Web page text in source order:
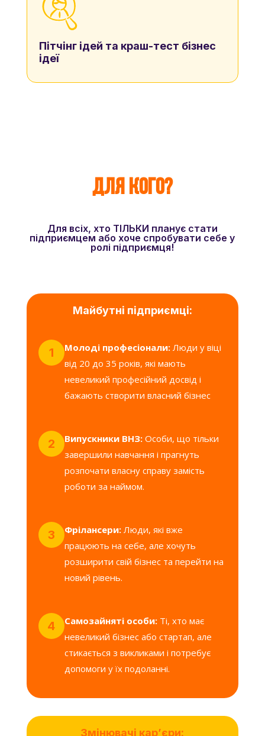
Пітчінг ідей та краш-тест бізнес
ідеї
Для кого?
Для всіх, хто ТІЛЬКИ планує стати
підприємцем або хоче спробувати себе у
ролі підприємця!
Майбутні підприємці:
1 Молоді професіонали:Люди у віці
від 20 до 35 років, які мають
невеликий професійний досвід і
бажають створити власний бізнес
2 Випускники ВНЗ:Особи, що тільки
завершили навчання і прагнуть
розпочати власну справу замість
роботи за наймом.
3 Фрілансери:Люди, які вже
працюють на себе, але хочуть
розширити свій бізнес та перейти на
новий рівень.
4 Самозайняті особи:Ті, хто має
невеликий бізнес або стартап, але
стикається з викликами і потребує
допомоги у їх подоланні.
Змінювачі кар’єри: